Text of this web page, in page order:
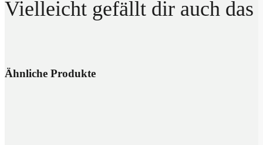
Vielleicht gefällt dir auch das
Ähnliche Produkte